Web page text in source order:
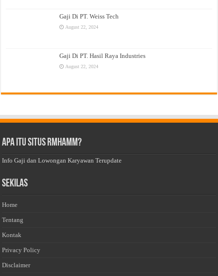
Gaji Di PT. Weiss Tech
August 22, 2024
Gaji Di PT. Hasil Raya Industries
August 22, 2024
Apa Itu Situs Rmhamm?
Info Gaji dan Lowongan Karyawan Terupdate
Sekilas
Home
Tentang
Kontak
Privacy Policy
Disclaimer